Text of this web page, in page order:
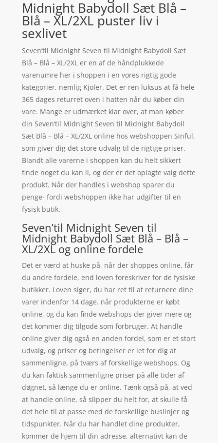
Midnight Babydoll Sæt Blå –
Blå – XL/2XL puster liv i
sexlivet
Seven’til Midnight Seven til Midnight Babydoll Sæt
Blå – Blå – XL/2XL er en af de håndplukkede
varenumre her i shoppen i en vores rigtig gode
kategorier, nemlig Kjoler. Det er ren luksus at få hele
365 dages returret oven i hatten når du køber din
vare. Mange er udmærket klar over, at man køber
din Seven’til Midnight Seven til Midnight Babydoll
Sæt Blå – Blå – XL/2XL online hos webshoppen Sinful,
som giver dig det store udvalg til de rigtige priser.
Blandt alle varerne i shoppen kan du helt sikkert
finde noget du kan li, og der er det oplagte valg dette
produkt. Når der handles i webshop sparer du
penge- fordi webshoppen ikke har udgifter til en
fysisk butik.
Seven’til Midnight Seven til
Midnight Babydoll Sæt Blå – Blå –
XL/2XL og online fordele
Det er værd at huske på, når der shoppes online, får
du andre fordele, end loven foreskriver for de fysiske
butikker. Loven siger, du har ret til at returnere dine
varer indenfor 14 dage. når produkterne er købt
online, og du kan finde webshops der giver mere og
det kommer dig tilgode som forbruger. At handle
online giver dig også en anden fordel, som er et stort
udvalg, og priser og betingelser er let for dig at
sammenligne, på tværs af forskellige webshops. Og
du kan faktisk sammenligne priser på alle tider af
døgnet, så længe du er online. Tænk også på, at ved
at handle online, så slipper du helt for, at skulle få
det hele til at passe med de forskellige buslinjer og
tidspunkter. Når du har handlet dine produkter,
kommer de hjem til din adresse, alternativt kan de